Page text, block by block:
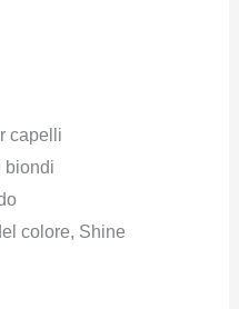
capelli
biondi
colore, Shine